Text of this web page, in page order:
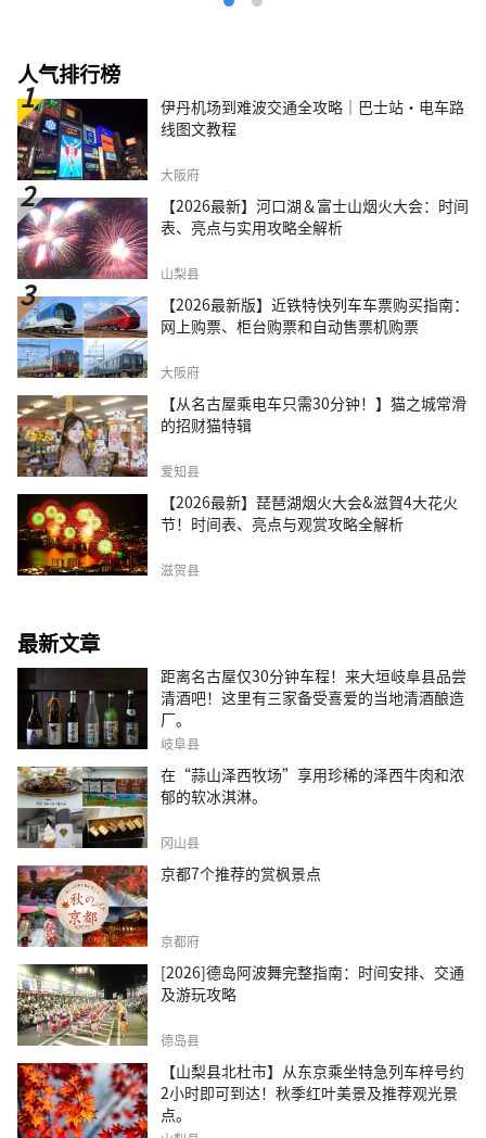
人气排行榜
伊丹机场到难波交通全攻略｜巴士站・电车路
线图文教程
大阪府
【2026最新】河口湖＆富士山烟火大会：时间
表、亮点与实用攻略全解析
山梨县
【2026最新版】近铁特快列车车票购买指南：
网上购票、柜台购票和自动售票机购票
大阪府
【从名古屋乘电车只需30分钟！】猫之城常滑
的招财猫特辑
爱知县
【2026最新】琵琶湖烟火大会&滋賀4大花火
节！时间表、亮点与观赏攻略全解析
滋贺县
最新文章
距离名古屋仅30分钟车程！来大垣岐阜县品尝
清酒吧！这里有三家备受喜爱的当地清酒酿造
厂。
岐阜县
在“蒜山泽西牧场”享用珍稀的泽西牛肉和浓
郁的软冰淇淋。
冈山县
京都7个推荐的赏枫景点
京都府
[2026]德岛阿波舞完整指南：时间安排、交通
及游玩攻略
德岛县
【山梨县北杜市】从东京乘坐特急列车梓号约
2小时即可到达！秋季红叶美景及推荐观光景
点。